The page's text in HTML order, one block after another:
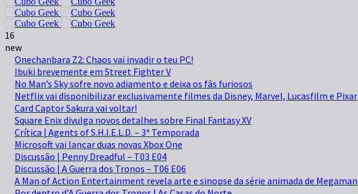
16
new
Onechanbara Z2: Chaos vai invadir o teu PC!
Ibuki brevemente em Street Fighter V
No Man’s Sky sofre novo adiamento e deixa os fãs furiosos
Netflix vai disponibilizar exclusivamente filmes da Disney, Marvel, Lucasfilm e Pixar
Card Captor Sakura vai voltar!
Square Enix divulga novos detalhes sobre Final Fantasy XV
Crítica | Agents of S.H.I.E.L.D. – 3ª Temporada
Microsoft vai lançar duas novas Xbox One
Discussão | Penny Dreadful – T03 E04
Discussão | A Guerra dos Tronos – T06 E06
A Man of Action Entertainment revela arte e sinopse da série animada de Megaman